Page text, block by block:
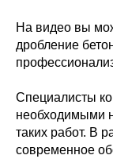
На видео вы
дробление
Специалисты
необходимыми
таких работ. В
современное